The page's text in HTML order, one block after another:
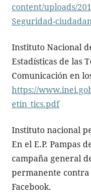
content/uploads/
Seguridad-
Instituto Nacional
Estadísticas de las
Comunicación en
https://
etin_tics.pdf
Instituto nacional
En el E.P. Pampas
campaña general
permanente contra
Facebook.